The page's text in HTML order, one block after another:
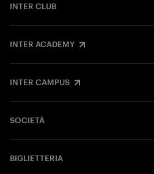
INTER CLUB
INTER ACADEMY
INTER CAMPUS
SOCIETÀ
BIGLIETTERIA